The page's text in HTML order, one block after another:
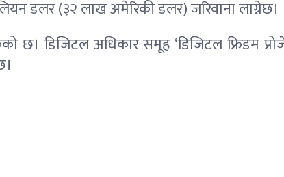
डलर (३२ लाख अमेरिकी डलर) जरिवाना लाग्नेछ।
छ। डिजिटल अधिकार समूह ‘डिजिटल फ्रिडम